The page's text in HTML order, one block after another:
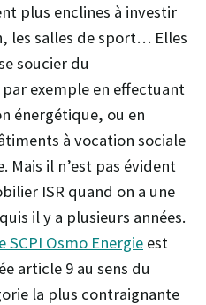
plus enclines à investir
les salles de sport… Elles
soucier du
exemple en effectuant
énergétique, ou en
à vocation sociale
Mais il n’est pas évident
ISR quand on a une
il y a plusieurs années.
SCPI Osmo Energie est
article 9 au sens du
la plus contraignante